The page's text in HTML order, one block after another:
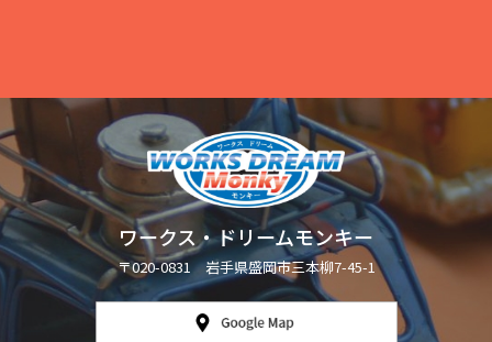
ワークス・ドリームモンキー
〒020-0831 岩手県盛岡市三本柳7-45-1